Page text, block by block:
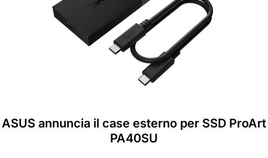
ASUS annuncia il case esterno per SSD ProArt
PA40SU